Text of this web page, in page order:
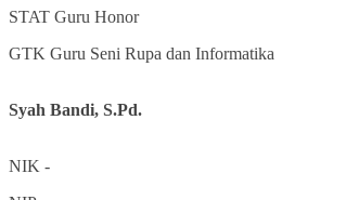
STAT Guru Honor
GTK Guru Seni Rupa dan Informatika
Syah Bandi, S.Pd.
NIK -